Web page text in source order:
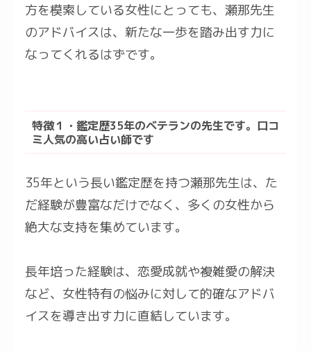
方を模索している女性にとっても、瀬那先生
のアドバイスは、新たな一歩を踏み出す力に
なってくれるはずです。
特徴１・鑑定歴35年のベテランの先生です。口コ
ミ人気の高い占い師です
35年という長い鑑定歴を持つ瀬那先生は、た
だ経験が豊富なだけでなく、多くの女性から
絶大な支持を集めています。
長年培った経験は、恋愛成就や複雑愛の解決
など、女性特有の悩みに対して的確なアドバ
イスを導き出す力に直結しています。